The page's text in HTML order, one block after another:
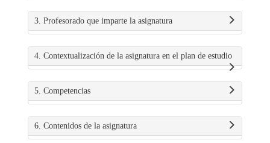
3. Profesorado que imparte la asignatura
4. Contextualización de la asignatura en el plan de estudio
5. Competencias
6. Contenidos de la asignatura